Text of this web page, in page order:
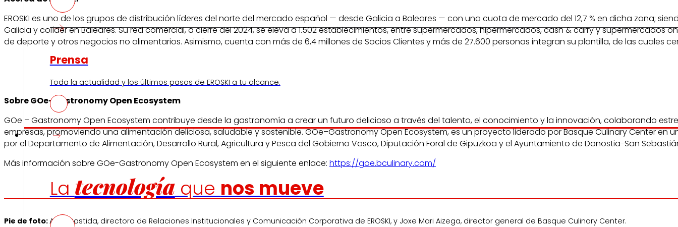
Prensa
Toda la actualidad y los últimos pasos de EROSKI a tu alcance.
Innovación
La tecnologíaque nos mueve
EROSKI es uno de los grupos de distribución líderes del norte del mercado español — desde Galicia a Baleares — con una cuota de mercado del 12,7 % en dicha zona;
Galicia y colíder en Baleares. Su red comercial, a cierre del 2024, se eleva a 1.502 establecimientos, entre supermercados, hipermercados, cash & carry y supermercados
de deporte y otros negocios no alimentarios. Asimismo, cuenta con más de 6,4 millones de Socios Clientes y más de 27.600 personas integran su plantilla, de las cuales
Sobre GOe-Gastronomy Open Ecosystem
GOe – Gastronomy Open Ecosystem contribuye desde la gastronomía a crear un futuro delicioso a través del talento, el conocimiento y la innovación, colaborando
empresas, promoviendo una alimentación deliciosa, saludable y sostenible. GOe–Gastronomy Open Ecosystem, es un proyecto liderado por Basque Culinary Center
por el Departamento de Alimentación, Desarrollo Rural, Agricultura y Pesca del Gobierno Vasco, Diputación Foral de Gipuzkoa y el Ayuntamiento de Donostia-San
Más información sobre GOe-Gastronomy Open Ecosystem en el siguiente enlace: https://goe.bculinary.com/
Pie de foto:Asun Bastida, directora de Relaciones Institucionales y Comunicación Corporativa de EROSKI, y Joxe Mari Aizega, director general de Basque Culinary Center.